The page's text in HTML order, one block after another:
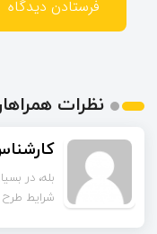
نظرات
بله، در
شرایط